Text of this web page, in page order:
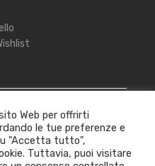
2025 Crigema
Web per offrirti
le tue preferenze e
"Accetta tutto",
Tuttavia, puoi visitare